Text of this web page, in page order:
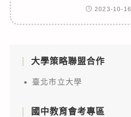
2023-10-16
大學策略聯盟合作
臺北市立大學
國中教育會考專區